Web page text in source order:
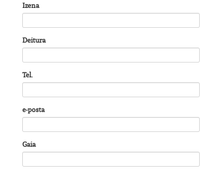
Izena
Deitura
Tel.
e-posta
Gaia